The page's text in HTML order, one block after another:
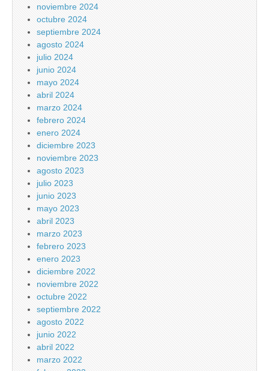
noviembre 2024
octubre 2024
septiembre 2024
agosto 2024
julio 2024
junio 2024
mayo 2024
abril 2024
marzo 2024
febrero 2024
enero 2024
diciembre 2023
noviembre 2023
agosto 2023
julio 2023
junio 2023
mayo 2023
abril 2023
marzo 2023
febrero 2023
enero 2023
diciembre 2022
noviembre 2022
octubre 2022
septiembre 2022
agosto 2022
junio 2022
abril 2022
marzo 2022